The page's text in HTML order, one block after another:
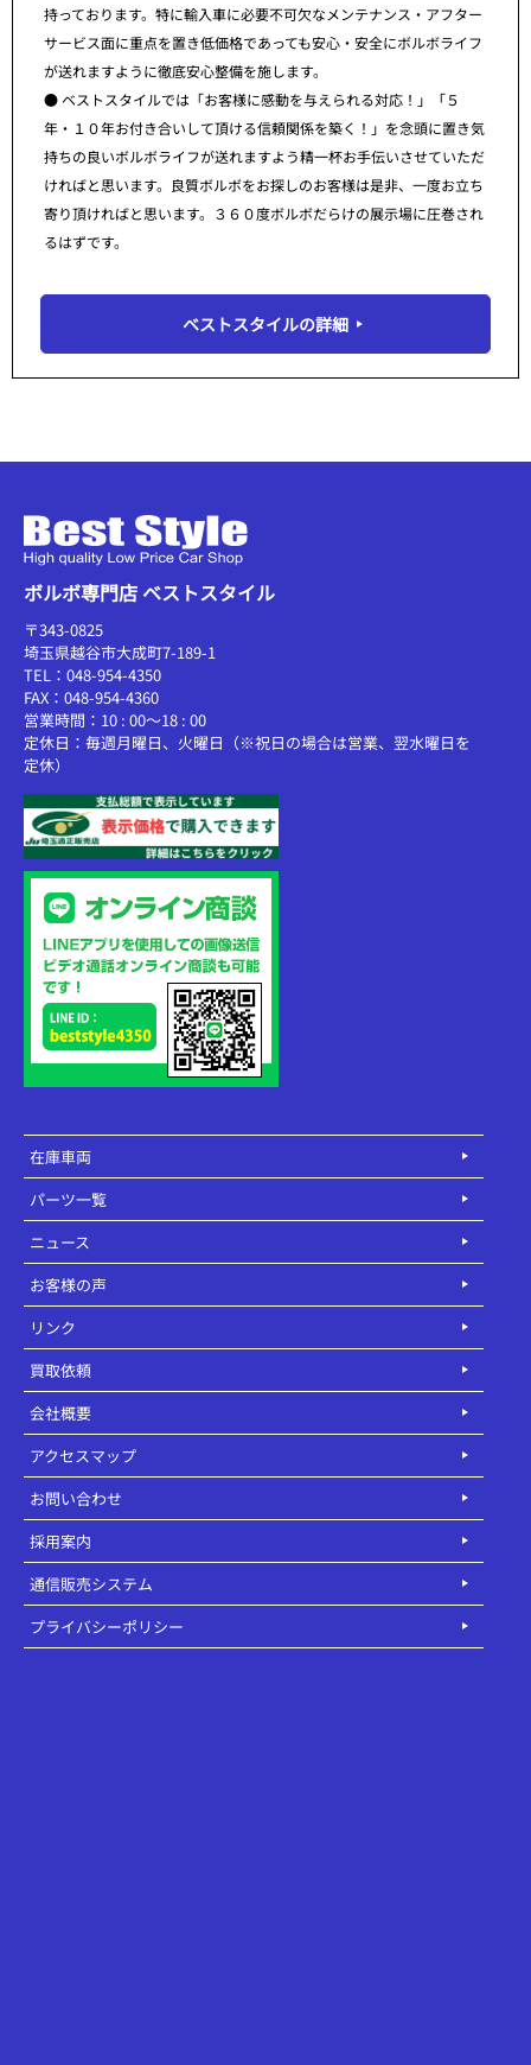
持っております。特に輸入車に必要不可欠なメンテナンス・アフター
サービス面に重点を置き低価格であっても安心・安全にボルボライフ
が送れますように徹底安心整備を施します。
● ベストスタイルでは「お客様に感動を与えられる対応！」「５
年・１０年お付き合いして頂ける信頼関係を築く！」を念頭に置き気
持ちの良いボルボライフが送れますよう精一杯お手伝いさせていただ
ければと思います。良質ボルボをお探しのお客様は是非、一度お立ち
寄り頂ければと思います。３６０度ボルボだらけの展示場に圧巻され
るはずです。
ベストスタイルの詳細
ボルボ専門店 ベストスタイル
〒343-0825
埼玉県越谷市大成町7-189-1
TEL：048-954-4350
FAX：048-954-4360
営業時間：10 : 00～18 : 00
定休日：毎週月曜日、火曜日（※祝日の場合は営業、翌水曜日を
定休）
在庫車両
パーツ一覧
ニュース
お客様の声
リンク
買取依頼
会社概要
アクセスマップ
お問い合わせ
採用案内
通信販売システム
プライバシーポリシー